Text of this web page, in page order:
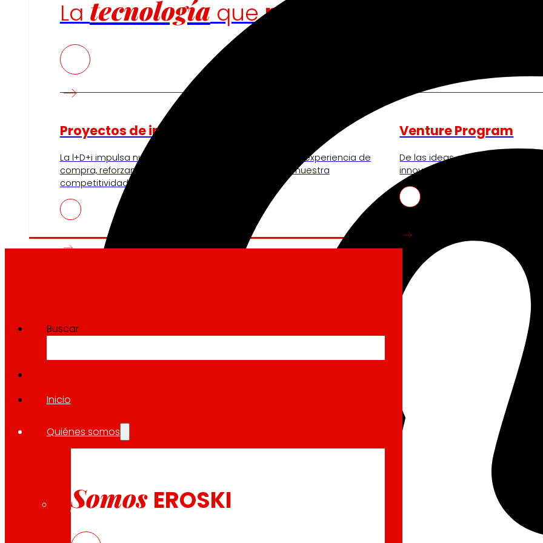
La tecnologíaquenos mueve
Proyectos de innovación
La l+D+i impulsa nuestra transformación, mejorando la experiencia de
compra, reforzando la sostenibilidad y fortaleciendo nuestra
competitividad.
Venture Program
De las ideas a la acción,
innovadores de start-ups que
Buscar
Inicio
Quiénes somos
Somos EROSKI